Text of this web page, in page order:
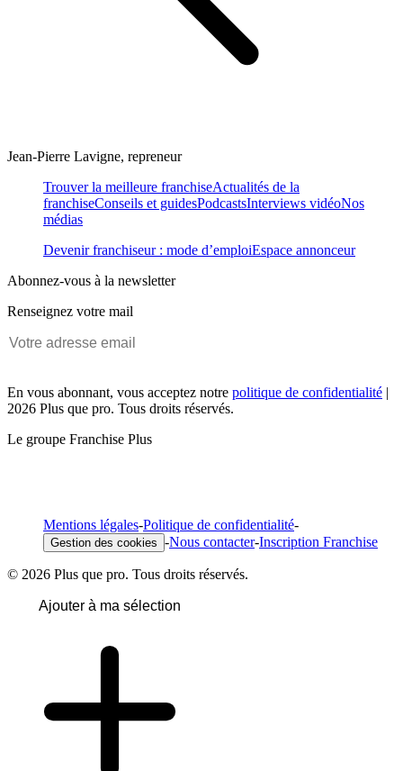
Jean-Pierre Lavigne, repreneur
Trouver la meilleure franchiseActualités de la
franchiseConseils et guidesPodcastsInterviews vidéoNos
médias
Devenir franchiseur : mode d’emploiEspace annonceur
Abonnez-vous à la newsletter
Renseignez votre mail
En vous abonnant, vous acceptez notre politique de confidentialité |
2026 Plus que pro. Tous droits réservés.
Le groupe Franchise Plus
Mentions légales-Politique de confidentialité-
Gestion des cookies -Nous contacter-Inscription Franchise
© 2026 Plus que pro. Tous droits réservés.
Ajouter à ma sélection